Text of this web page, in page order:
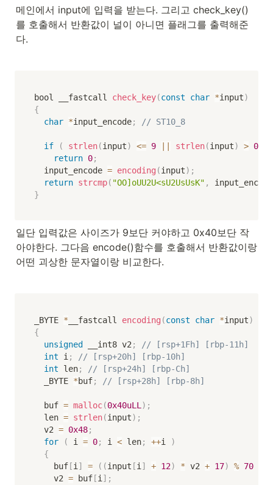
메인에서 input에 입력을 받는다. 그리고 check_key()
를 호출해서 반환값이 널이 아니면 플래그를 출력해준
다.
bool __fastcall check_key(const char *input)
{
char *input_encode; // ST10_8
if ( strlen(input) <= 9 strlen(input) > 0x40
return 0;
  input_encode
= encoding (input) ;
return strcmp( "OO]oUU2U<sU2UsUsK" ,
input_encode
}
일단 입력값은 사이즈가 9보단 커야하고 0x40보단 작
아야한다. 그다음 encode()함수를 호출해서 반환값이랑
어떤 괴상한 문자열이랑 비교한다.
_BYTE * __fastcall encoding (const char *input)
{
unsigned
__int8 v2;
// [rsp+1Fh] [rbp-11h]
int i;
// [rsp+20h] [rbp-10h]
int len;
// [rsp+24h] [rbp-Ch]
  _BYTE
*buf; // [rsp+28h] [rbp-8h]
  buf
= malloc(0x40uLL) ;
  len
= strlen(input) ;
  v2
= 0x48;
for
( i = 0; i < len; ++i
)
{
    buf
[i] = ( (input [i] + 12) * v2 + 17) % 70
    v2
= buf [i] ;